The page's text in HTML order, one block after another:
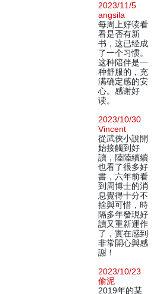
2023/11/5
angsila
每周上好读看
看是否有新
书，这已经成
了一个习惯。
这种陪伴是一
种舒服的，充
满确定感的安
心。感谢好
读。
2023/10/30
Vincent
從武俠小說開
始接觸到好
讀，陸陸續續
也看了很多好
書，六年前看
到周博士的消
息覺得十分不
捨與可惜，時
隔多年發現好
讀又重新運作
了，實在感到
非常開心與感
謝！
2023/10/23
偷泥
2019年的某